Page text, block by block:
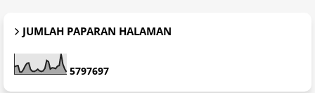
JUMLAH PAPARAN HALAMAN
5797697